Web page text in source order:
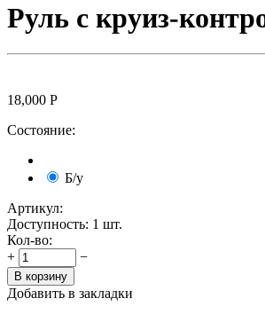
Руль с круиз-
18,000 Р
Состояние:
Б/у
Артикул:
Доступность: 1 шт.
Кол-во:
+
−
Добавить в закладки